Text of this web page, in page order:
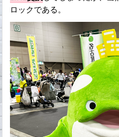
ロックである。